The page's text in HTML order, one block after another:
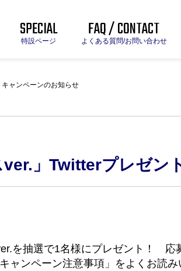
SPECIAL
特設ページ FAQ / CONTACT
よくある質問/お問い合わせ
キャンペーンのお知らせ
」Twitterプレゼン
を抽選で1名様にプレゼント！ 応
ャンペーン注意事項」をよくお読